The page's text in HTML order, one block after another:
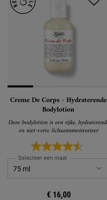
Creme De Corps - Hydraterende
Bodylotion
Deze bodylotion is een rijke,
en niet-vette lichaamsmoisturizer
Selecteer een maat
€ 16,00